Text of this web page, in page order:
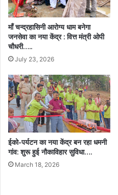
माँ चन्द्रहासिनी आरोग्य धाम बनेगा
जनसेवा का नया केंद्र : वित्त मंत्री ओपी
चौधरी…..
July 23, 2026
ईको-पर्यटन का नया केंद्र बन रहा धमनी
गांव: शुरू हुई नौकाविहार सुविधा….
March 18, 2026